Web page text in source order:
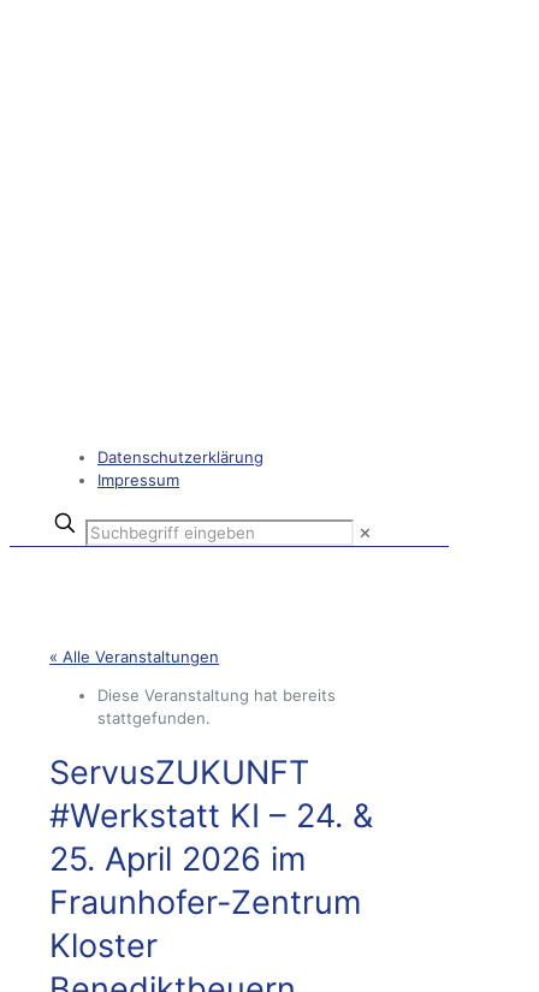
Datenschutzerklärung
Impressum
✕
« Alle Veranstaltungen
Diese Veranstaltung hat bereits
stattgefunden.
ServusZUKUNFT
#Werkstatt KI – 24. &
25. April 2026 im
Fraunhofer-Zentrum
Kloster